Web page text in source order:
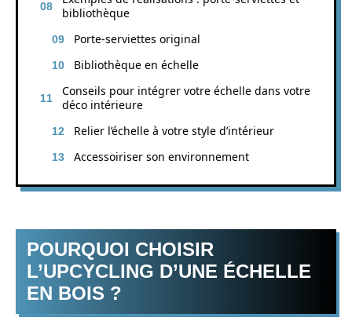
bibliothèque
Porte-serviettes original
Bibliothèque en échelle
Conseils pour intégrer votre échelle dans votre
déco intérieure
Relier l’échelle à votre style d’intérieur
Accessoiriser son environnement
POURQUOI CHOISIR
L’UPCYCLING D’UNE ÉCHELLE
EN BOIS ?